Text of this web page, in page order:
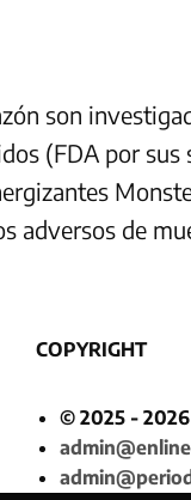
son
(FDA por sus
adversos de
COPYRIGHT
© 2025 -